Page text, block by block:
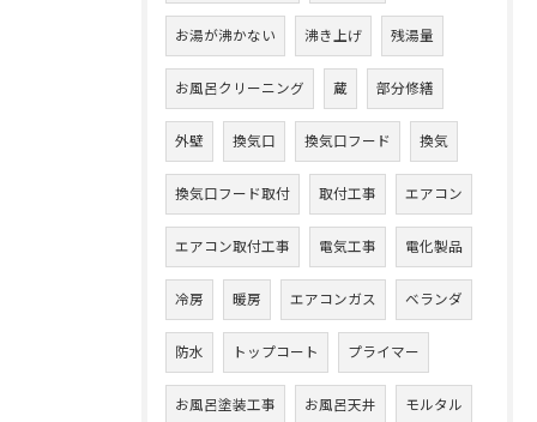
お湯が沸かない 沸き上げ 残湯量
お風呂クリーニング 蔵 部分修繕
外壁 換気口 換気口フード 換気
換気口フード取付 取付工事 エアコン
エアコン取付工事 電気工事 電化製品
冷房 暖房 エアコンガス ベランダ
防水 トップコート プライマー
お風呂塗装工事 お風呂天井 モルタル